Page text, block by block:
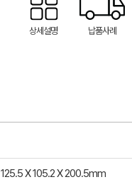
상세설명 납품사례
125.5 X 105.2 X 200.5mm